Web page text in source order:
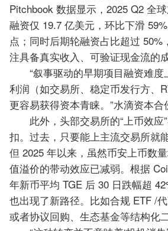
Pitchbook 数据显示，2025 Q2 全
融资仅 19.7 亿美元，环比下滑
点；同时后期轮融资占比超过 50%
注具备真实收入、可验证现金流的
“叙事驱动的早期项目融资难
利润（如交易所、稳定币发行方、
更容易获得资本青睐。”水滴资本合
此外，头部交易所的“上币效
扣。过去，只要能上主流交易所就
但 2025 年以来，虽然币安上币数
值溢价的带动效应已减弱。根据
年新币平均 TGE 后 30 日跌幅超
也出现了新路径。比如合规 ETF /代
或者协议回购、生态基金等结构化